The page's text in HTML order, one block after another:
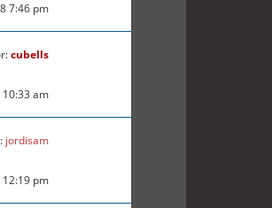
7:46 pm
cubells
10:33 am
jordisam
12:19 pm